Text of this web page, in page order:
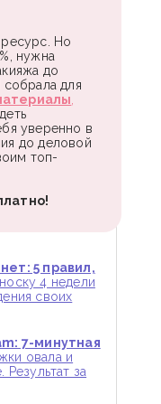
Но
нужна
до
для
уверенно в
до деловой
топ-
5 правил,
4 недели
своих
7-минутная
овала и
Результат за